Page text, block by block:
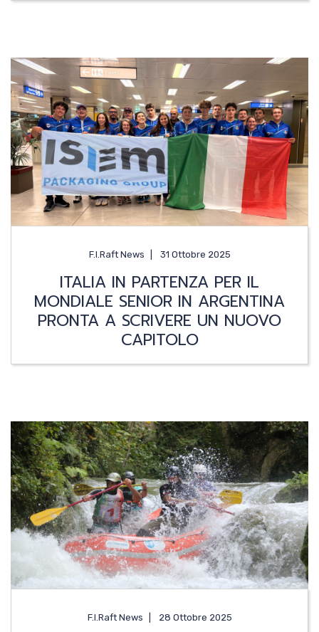
F.I.Raft News 31 Ottobre 2025
ITALIA IN PARTENZA PER IL
MONDIALE SENIOR IN ARGENTINA
PRONTA A SCRIVERE UN NUOVO
CAPITOLO
F.I.Raft News 28 Ottobre 2025